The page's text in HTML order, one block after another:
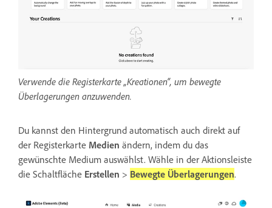
Verwende die Registerkarte „Kreationen“, um bewegte
Überlagerungen anzuwenden.
Du kannst den Hintergrund automatisch auch direkt auf
der Registerkarte Medien ändern, indem du das
gewünschte Medium auswählst. Wähle in der Aktionsleiste
die Schaltfläche Erstellen > Bewegte Überlagerungen.